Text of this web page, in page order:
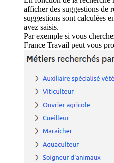
afficher des suggestions de
suggestions sont calculées
avez saisis.
Par exemple si vous
France Travail peut vous